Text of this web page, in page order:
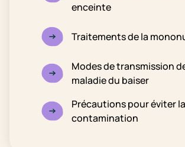
enceinte
Traitements de la
Modes de transmission
maladie du baiser
Précautions pour éviter la
contamination